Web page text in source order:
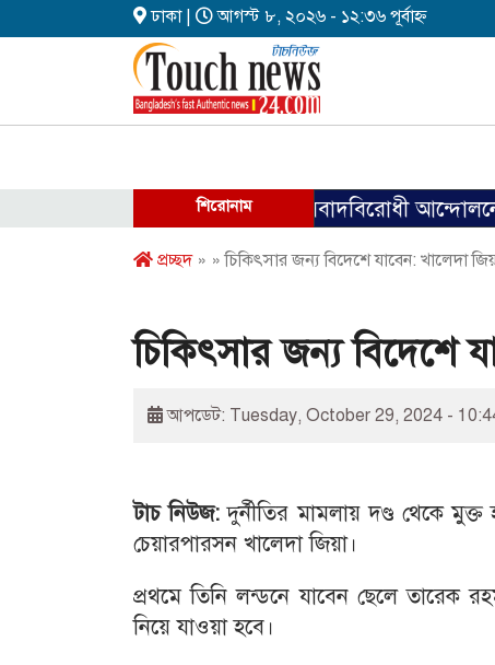
ঢাকা | আগস্ট ৮, ২০২৬ - ১২:৩৬ পূর্বাহ্ন
শিরোনামফ্যাসিবাদবিরোধী আন্দোলনে
প্রচ্ছদ» » চিকিৎসার জন্য বিদেশে যাবেন: খালেদা
চিকিৎসার জন্য বিদেশে
আপডেট: Tuesday, October 29, 2024 -
টাচ নিউজ:দুর্নীতির মামলায় দণ্ড থেকে
চেয়ারপারসন খালেদা জিয়া।
প্রথমে তিনি লন্ডনে যাবেন ছেলে তারেক
নিয়ে যাওয়া হবে।